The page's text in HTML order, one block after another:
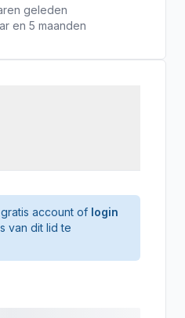
geleden
en 5 maanden
account of login
van dit lid te